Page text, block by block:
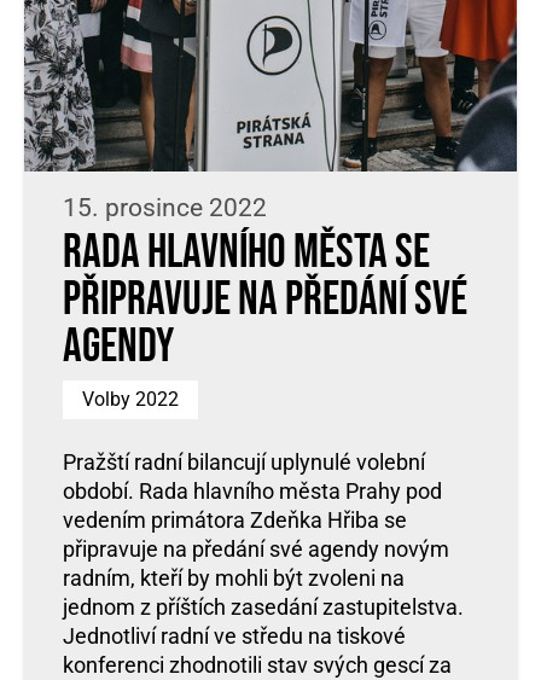
15. prosince 2022
Rada hlavního města se
připravuje na předání své
agendy
Volby 2022
Pražští radní bilancují uplynulé volební
období. Rada hlavního města Prahy pod
vedením primátora Zdeňka Hřiba se
připravuje na předání své agendy novým
radním, kteří by mohli být zvoleni na
jednom z příštích zasedání zastupitelstva.
Jednotliví radní ve středu na tiskové
konferenci zhodnotili stav svých gescí za